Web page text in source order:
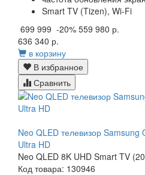
Smart TV (Tizen), Wi-Fi
699 999 -20% 559 980 р.
636 340 р.
в корзину
В избранное
Сравнить
Neo QLED телевизор Samsung
Ultra HD
Neo QLED 8K UHD Smart TV
Код товара: 130946